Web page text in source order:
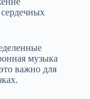
музыка
важно для